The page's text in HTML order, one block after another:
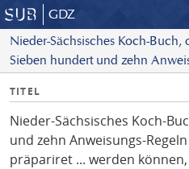
GDZ
Nieder-Sächsisches Koch-Buch,
Sieben hundert und zehn
... werden können, nebst Zwey
funfzig Regeln von den
nöthigsten Confituren
I
f
o
TITEL
Nieder-Sächsisches Koch-
und zehn Anweisungs-
präpariret ... werden